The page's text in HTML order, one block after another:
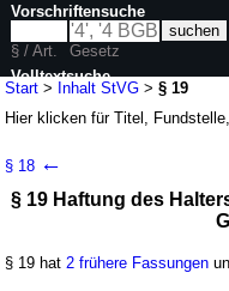
Start > Inhalt StVG >§ 19
Hier klicken fürTitel,
durchArtikel 2G. v. 12.05.2026
Geltung ab 01.01.1964; FNA:
§ 18 ←
§ 19 Haftung des
§ 19 hat 2 frühere Fassungen
Vorschriftensuche
§ / Art.
Gesetz
Volltextsuche
nur in StVG